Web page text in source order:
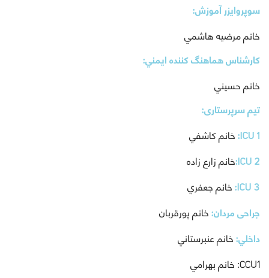
سوپروايزر آموزش:
خانم مرضيه هاشمي
كارشناس هماهنگ كننده ايمني:
خانم حسيني
تیم سرپرستاری:
ICU 1: خانم كاشفي
ICU 2:خانم زارع زاده
ICU 3: خانم جعفري
جراحی مردان:خانم پورقربان
داخلي:خانم عنبرستاني
CCU1: خانم بهرامي